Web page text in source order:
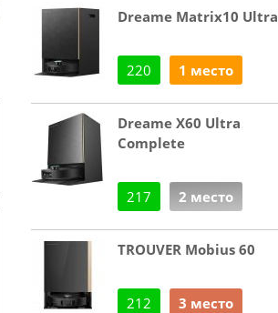
Dreame Matrix10 Ultra
220 1 место
Dreame X60 Ultra
Complete
217 2 место
TROUVER Mobius 60
212 3 место